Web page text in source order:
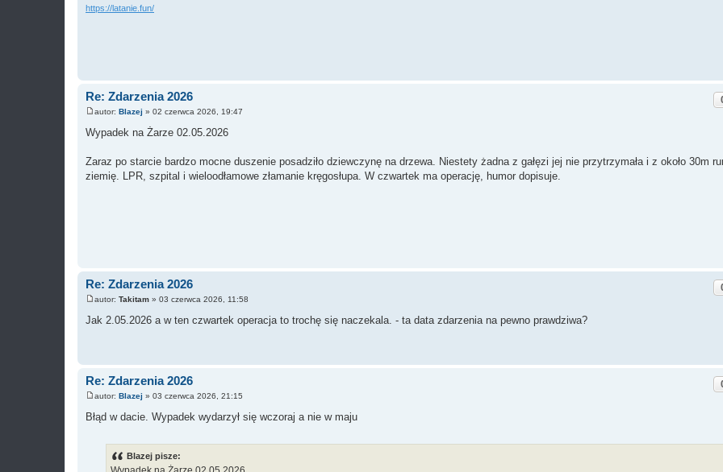
https://latanie.fun/
Re: Zdarzenia 2026
o
s
autor: Blazej » 02 czerwca 2026, 19:47
Wypadek na Żarze 02.05.2026
Zaraz po starcie bardzo mocne duszenie posadziło dziewczynę na drzewa. Niestety żadna z gałęzi jej nie przytrzymała i z około 30m
ziemię. LPR, szpital i wieloodłamowe złamanie kręgosłupa. W czwartek ma operację, humor dopisuje.
Re: Zdarzenia 2026
o
s
autor: Takitam » 03 czerwca 2026, 11:58
Jak 2.05.2026 a w ten czwartek operacja to trochę się naczekala. - ta data zdarzenia na pewno prawdziwa?
Re: Zdarzenia 2026
s
autor: Blazej » 03 czerwca 2026, 21:15
Błąd w dacie. Wypadek wydarzył się wczoraj a nie w maju
Blazej pisze: